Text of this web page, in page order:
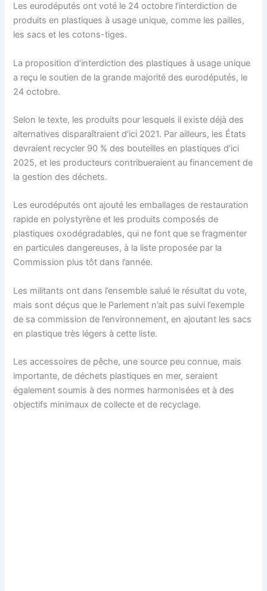
Les eurodéputés ont voté le 24 octobre l’interdiction de
produits en plastiques à usage unique, comme les pailles,
les sacs et les cotons-tiges.
La proposition d’interdiction des plastiques à usage unique
a reçu le soutien de la grande majorité des eurodéputés, le
24 octobre.
Selon le texte, les produits pour lesquels il existe déjà des
alternatives disparaîtraient d’ici 2021. Par ailleurs, les États
devraient recycler 90 % des bouteilles en plastiques d’ici
2025, et les producteurs contribueraient au financement de
la gestion des déchets.
Les eurodéputés ont ajouté les emballages de restauration
rapide en polystyrène et les produits composés de
plastiques oxodégradables, qui ne font que se fragmenter
en particules dangereuses, à la liste proposée par la
Commission plus tôt dans l’année.
Les militants ont dans l’ensemble salué le résultat du vote,
mais sont déçus que le Parlement n’ait pas suivi l’exemple
de sa commission de l’environnement, en ajoutant les sacs
en plastique très légers à cette liste.
Les accessoires de pêche, une source peu connue, mais
importante, de déchets plastiques en mer, seraient
également soumis à des normes harmonisées et à des
objectifs minimaux de collecte et de recyclage.